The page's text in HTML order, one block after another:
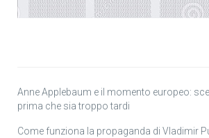
Anne Applebaum e il momento europeo:
prima che sia troppo tardi
Come funziona la propaganda di Vladimir